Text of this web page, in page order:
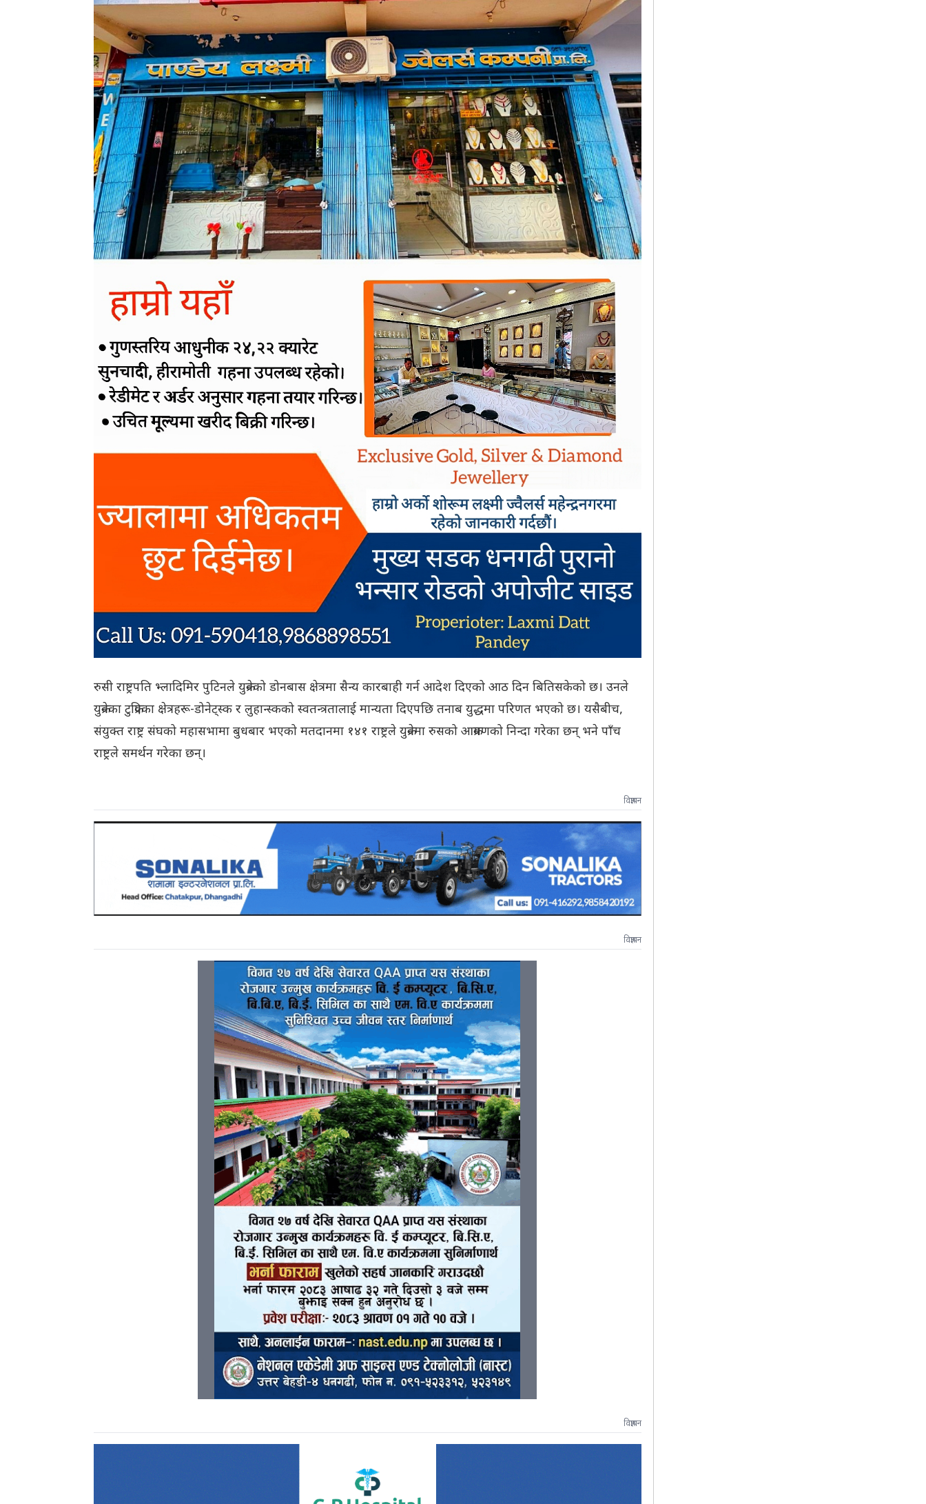
रुसी राष्ट्रपति भ्लादिमिर पुटिनले युक्रेनको डोनबास क्षेत्रमा सैन्य कारबाही गर्न आदेश दिएको आठ दिन बितिसकेको छ। उनले
युक्रेनका टुक्रिएका क्षेत्रहरू-डोनेट्स्क र लुहान्स्कको स्वतन्त्रतालाई मान्यता दिएपछि तनाब युद्धमा परिणत भएको छ। यसैबीच,
संयुक्त राष्ट्र संघको महासभामा बुधबार भएको मतदानमा १४१ राष्ट्रले युक्रेनमा रुसको आक्रमणको निन्दा गरेका छन् भने पाँच
राष्ट्रले समर्थन गरेका छन्।
विज्ञापन
विज्ञापन
विज्ञापन